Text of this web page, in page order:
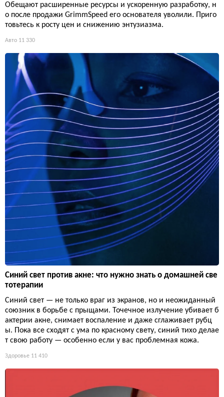
Обещают расширенные ресурсы и ускоренную разработку, н
о после продажи GrimmSpeed его основателя уволили. Приго
товьтесь к росту цен и снижению энтузиазма.
Авто 11 330
Синий свет против акне: что нужно знать о домашней све
тотерапии
Синий свет — не только враг из экранов, но и неожиданный
союзник в борьбе с прыщами. Точечное излучение убивает б
актерии акне, снимает воспаление и даже сглаживает рубц
ы. Пока все сходят с ума по красному свету, синий тихо делае
т свою работу — особенно если у вас проблемная кожа.
Здоровье 11 410